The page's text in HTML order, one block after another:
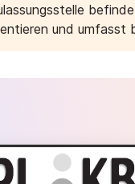
und umfasst